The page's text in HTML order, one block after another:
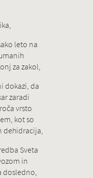
leto na
za zakol,
dokazi, da
zaradi
vrsto
kot so
dehidracija,
Sveta
in
dosledno,